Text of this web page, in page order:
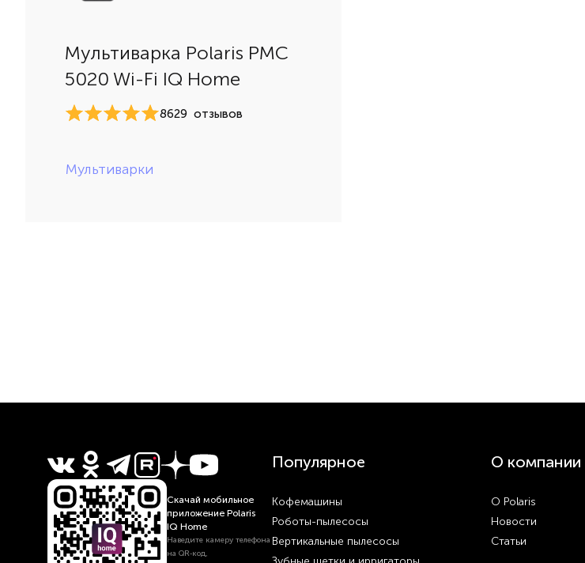
Мультиварка Polaris PMC
5020 Wi-Fi IQ Home
8629 отзывов
Мультиварки
Скачай мобильное
приложение Polaris
IQ Home
Наведите камеру телефона
на QR‑код,
Популярное
Кофемашины
Роботы-пылесосы
Вертикальные пылесосы
О компании
О Polaris
Новости
Статьи